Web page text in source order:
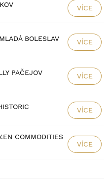
VÍCE
BOLESLAV VÍCE
PAČEJOV VÍCE
VÍCE
COMMODITIES
VÍCE